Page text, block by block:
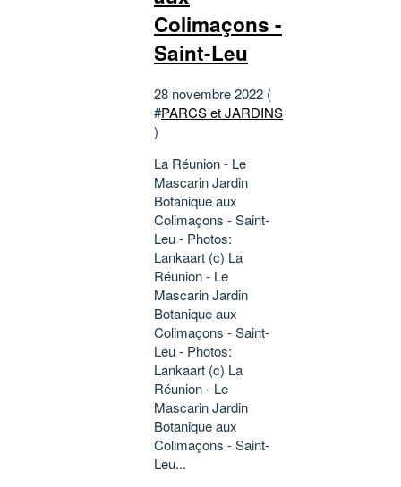
Colimaçons -
Saint-Leu
28 novembre 2022 (
#PARCS et JARDINS
)
La Réunion - Le
Mascarin Jardin
Botanique aux
Colimaçons - Saint-
Leu - Photos:
Lankaart (c) La
Réunion - Le
Mascarin Jardin
Botanique aux
Colimaçons - Saint-
Leu - Photos:
Lankaart (c) La
Réunion - Le
Mascarin Jardin
Botanique aux
Colimaçons - Saint-
Leu...